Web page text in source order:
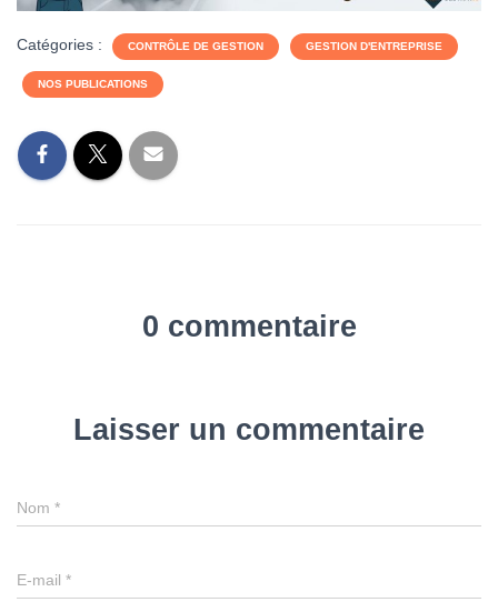
Catégories : CONTRÔLE DE GESTION GESTION D'ENTREPRISE
NOS PUBLICATIONS
0 commentaire
Laisser un commentaire
Nom *
E-mail *